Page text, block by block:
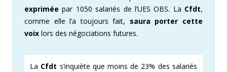
exprimée par 1050 salariés de l’UES OBS. La Cfdt,
comme elle l’a toujours fait, saura porter cette
voix lors des négociations futures.
La Cfdt s’inquiète que moins de 23% des salariés